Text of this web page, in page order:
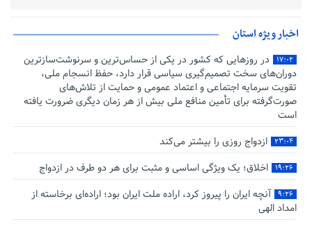
اخبار ویژه استان
۱۷:۰۲
در روزهایی که کشور در یکی از حساس‌ترین و سرنوشت‌سازترین
دوران‌های سخت تصمیم‌گیری سیاسی قرار دارد، حفظ انسجام ملی،
تقویت سرمایه اجتماعی و اعتماد عمومی و حمایت از تلاش‌های
صورت‌گرفته برای تأمین منافع ملی بیش از هر زمان دیگری ضرورت یافته
است
۲۳:۰۴ ازدواج روزی را بیشتر می‌کند
۱۹:۲۶ اخلاق؛ یک ویژگی اساسی و مثبت برای هر دو طرف در ازدواج
۹:۲۶
آنچه ایران را پیروز کرد، اراده ملت ایران بود؛ اراده‌ای برخاسته از
امداد الهی